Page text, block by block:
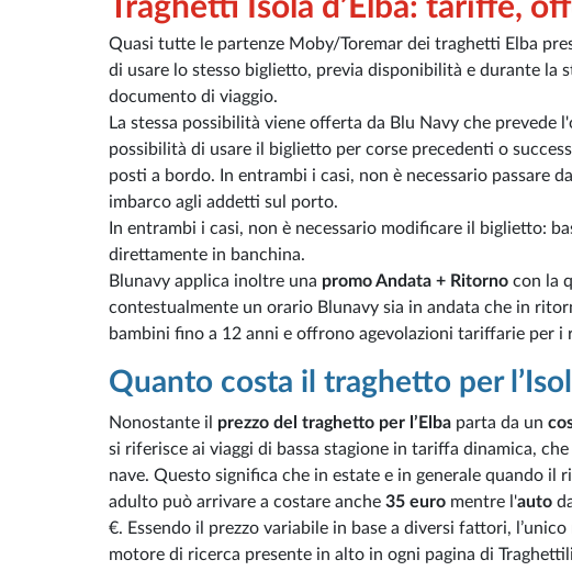
Traghetti Isola d’Elba: tariffe,
Quasi tutte le partenze Moby/Toremar dei traghetti Elba
di usare lo stesso biglietto, previa disponibilità e durante la
documento di viaggio.
La stessa possibilità viene offerta da Blu Navy che prevede
possibilità di usare il biglietto per corse precedenti o
posti a bordo. In entrambi i casi, non è necessario passare
imbarco agli addetti sul porto.
In entrambi i casi, non è necessario modificare il biglietto:
direttamente in banchina.
Blunavy applica inoltre una promo Andata + Ritorno con la
contestualmente un orario Blunavy sia in andata che in
bambini fino a 12 anni e offrono agevolazioni tariffarie per i
Quanto costa il traghetto per
Nonostante il prezzo del traghetto per l’Elba parta da un
si riferisce ai viaggi di bassa stagione in tariffa dinamica,
nave. Questo significa che in estate e in generale quando il
adulto può arrivare a costare anche 35 euro mentre l'auto
€. Essendo il prezzo variabile in base a diversi fattori,
motore di ricerca presente in alto in ogni pagina di